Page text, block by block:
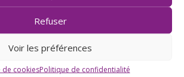
Refuser
Voir les préférences
de cookiesPolitique de confidentialité